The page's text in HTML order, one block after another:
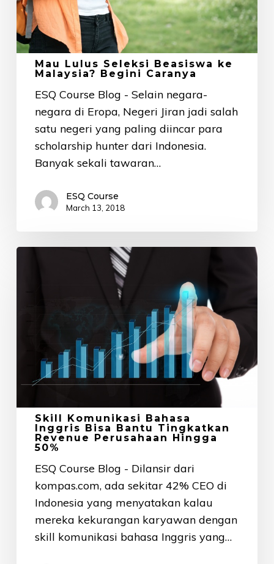
Begini
Caranya
Mau Lulus Seleksi Beasiswa ke
Malaysia? Begini Caranya
ESQ Course Blog - Selain negara-
negara di Eropa, Negeri Jiran jadi salah
satu negeri yang paling diincar para
scholarship hunter dari Indonesia.
Banyak sekali tawaran…
ESQ Course
March 13, 2018
Bantu
Tingkatkan
Revenue
Hingga
50%
Skill Komunikasi Bahasa
Inggris Bisa Bantu Tingkatkan
Revenue Perusahaan Hingga
50%
ESQ Course Blog - Dilansir dari
kompas.com, ada sekitar 42% CEO di
Indonesia yang menyatakan kalau
mereka kekurangan karyawan dengan
skill komunikasi bahasa Inggris yang…